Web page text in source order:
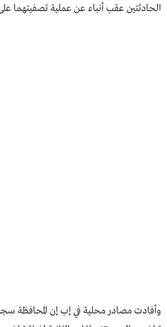
الحادثتين عقب أنباء عن عملية تصفيتهما
وأفادت مصادر محلية في إب إن المحافظة